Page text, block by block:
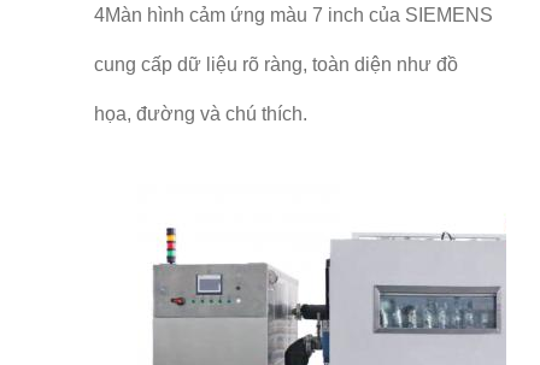
4Màn hình cảm ứng màu 7 inch của SIEMENS
cung cấp dữ liệu rõ ràng, toàn diện như đồ
họa, đường và chú thích.